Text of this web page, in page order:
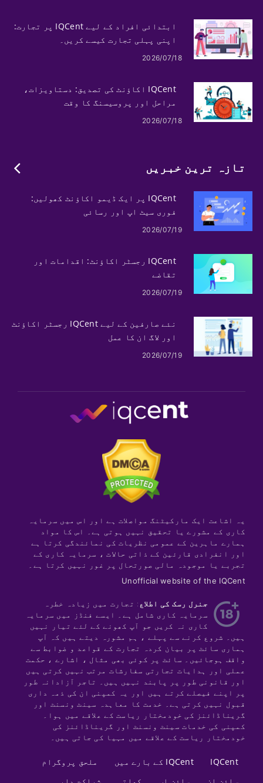
ابتدائی افراد کے لیے IQCent پر تجارت:
اپنی پہلی تجارت کیسے کریں۔
2026/07/18
IQCent اکاؤنٹ کی تصدیق: دستاویزات،
مراحل اور پروسیسنگ کا وقت
2026/07/18
تازہ ترین خبریں
IQCent پر ایک ڈیمو اکاؤنٹ کھولیں:
فوری سیٹ اپ اور رسائی
2026/07/19
IQCent رجسٹر اکاؤنٹ: اقدامات اور
تقاضے
2026/07/19
نئے صارفین کے لیے IQCent رجسٹر اکاؤنٹ
اور لاگ ان کا عمل
2026/07/19
یہ اشاعت ایک مارکیٹنگ مواصلات ہے اور اس میں سرمایہ
کاری کے مشورے یا تحقیق نہیں ہوتی ہے۔ اس کا مواد
ہمارے ماہرین کے عمومی نظریات کی نمائندگی کرتا ہے
اور انفرادی قارئین کے ذاتی حالات ، سرمایہ کاری کے
تجربے یا موجودہ مالی صورتحال پر غور نہیں کرتا ہے۔
Unofficial website of the IQCent
جنرل رسک کی اطلاع : تجارت میں زیادہ خطرہ
سرمایہ کاری شامل ہے۔ ایسے فنڈز میں سرمایہ
کاری نہ کریں جو آپ کھونے کے لئے تیار نہیں
ہیں۔ شروع کرنے سے پہلے ، ہم مشورہ دیتے ہیں کہ آپ
ہماری سائٹ پر بیان کردہ تجارت کے قواعد و ضوابط سے
واقف ہوجائیں۔ سائٹ پر کوئی بھی مثال ، اشارے ، حکمت
عملی اور ہدایات تجارتی سفارشات مرتب نہیں کرتی ہیں
اور قانونی طور پر پابند نہیں ہیں۔ تاجر آزادانہ طور
پر اپنے فیصلے کرتے ہیں اور یہ کمپنی ان کی ذمہ داری
قبول نہیں کرتی ہے۔ خدمت کا معاہدہ سینٹ ونسنٹ اور
گریناڈائنز کی خودمختار ریاست کے علاقے میں ہوا۔
کمپنی کی خدمات سینٹ ونسنٹ اور گریناڈائنز کی
خودمختار ریاست کے علاقے میں مہیا کی جاتی ہیں۔
IQCent IQCent کے بارے میں
ملحق پروگرام
سائن ان
سائن اپ کھاتہ شراکت دار